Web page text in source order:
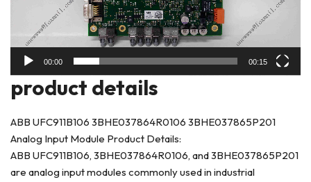
00:00 00:15
product details
ABB UFC911B106 3BHE037864R0106 3BHE037865P201
Analog Input Module Product Details:
ABB UFC911B106, 3BHE037864R0106, and 3BHE037865P201
are analog input modules commonly used in industrial